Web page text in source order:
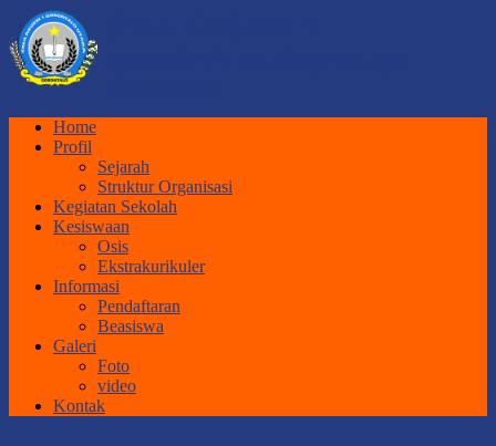
Home
Profil
Sejarah
Struktur Organisasi
Kegiatan Sekolah
Kesiswaan
Osis
Ekstrakurikuler
Informasi
Pendaftaran
Beasiswa
Galeri
Foto
video
Kontak